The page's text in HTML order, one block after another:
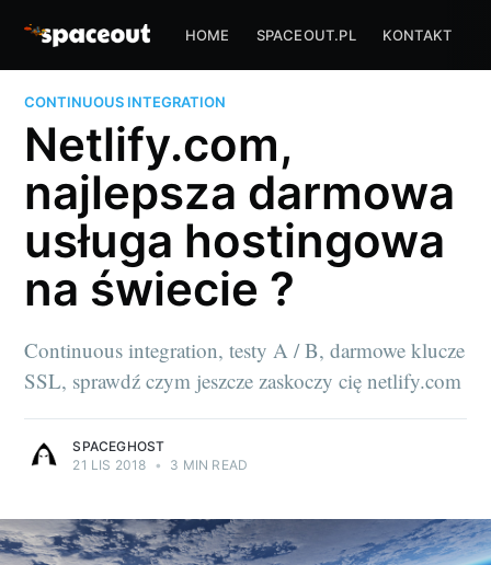
HOME SPACEOUT.PL KONTAKT
CONTINUOUS INTEGRATION
Netlify.com,
najlepsza darmowa
usługa hostingowa
na świecie ?
Continuous integration, testy A / B, darmowe klucze
SSL, sprawdź czym jeszcze zaskoczy cię netlify.com
SPACEGHOST
21 LIS 2018 • 3 MIN READ